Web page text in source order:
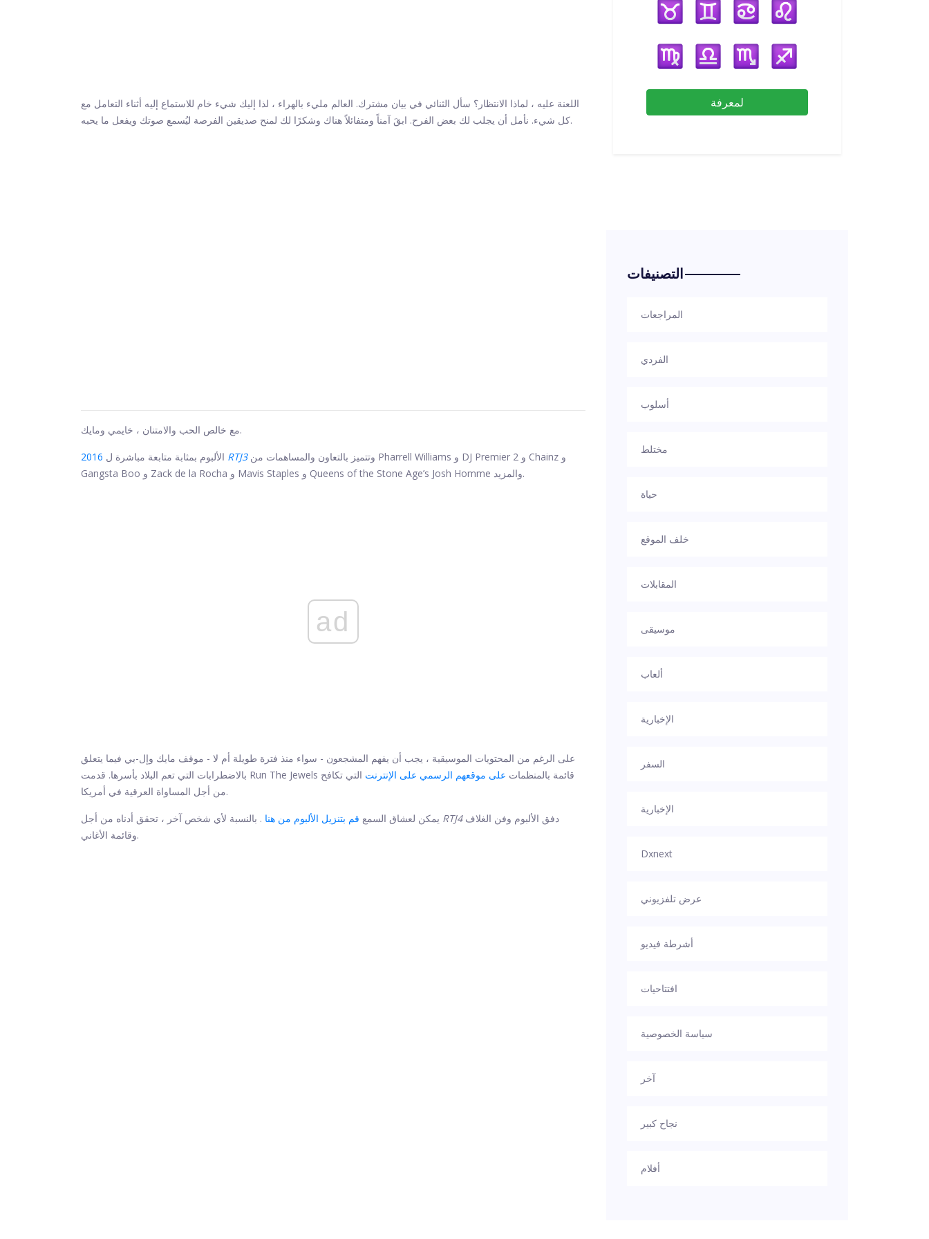
اللعنة عليه ، لماذا الانتظار؟ سأل الثنائي في بيان مشترك. العالم مليء بالهراء ، لذا إليك شيء خام للاستماع إليه أثناء التعامل مع
كل شيء. نأمل أن يجلب لك بعض الفرح. ابقَ آمناً ومتفائلاً هناك وشكرًا لك لمنح صديقين الفرصة ليُسمع صوتك ويفعل ما يحبه.
مع خالص الحب والامتنان ، خايمي ومايك.
الألبوم بمثابة متابعة مباشرة ل RTJ3 وتتميز بالتعاون والمساهمات من Pharrell Williams و DJ Premier و 2 Chainz و
Gangsta Boo و Zack de la Rocha و Mavis Staples و Queens of the Stone Age’s Josh Homme والمزيد.
ad
على الرغم من المحتويات الموسيقية ، يجب أن يفهم المشجعون - سواء منذ فترة طويلة أم لا - موقف مايك وإل-بي فيما يتعلق
بالاضطرابات التي تعم البلاد بأسرها. قدمت Run The Jewels قائمة بالمنظمات على موقعهم الرسمي على الإنترنت التي تكافح
من أجل المساواة العرقية في أمريكا.
يمكن لعشاق السمع قم بتنزيل الألبوم من هنا RTJ4دفق الألبوم وفن الغلاف
وقائمة الأغاني.
لمعرفة
التصنيفات
المراجعات
الفردي
أسلوب
مختلط
حياة
خلف الموقع
المقابلات
موسيقى
ألعاب
الإخبارية
السفر
الإخبارية
Dxnext
عرض تلفزيوني
أشرطة فيديو
افتتاحيات
سياسة الخصوصية
آخر
نجاح كبير
أفلام